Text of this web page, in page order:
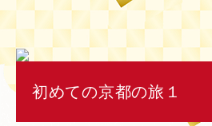
初めての京都の旅１